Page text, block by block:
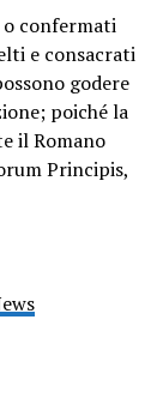
o confermati
e consacrati
godere
poiché la
il Romano
Principis,